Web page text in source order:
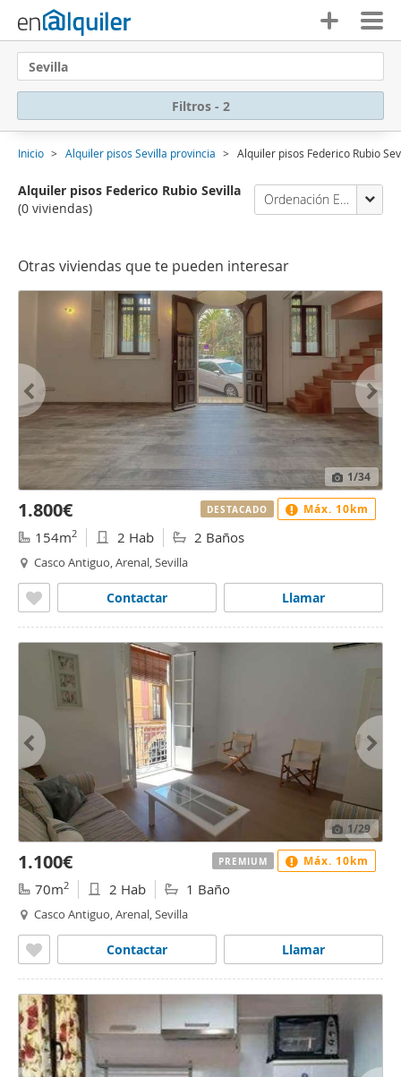
Sevilla
Filtros - 2
Inicio Alquiler pisos Sevilla provincia Alquiler pisos Federico Rubio
Alquiler pisos Federico Rubio Sevilla
(0 viviendas)
Ordenación Enalquiler
Otras viviendas que te pueden interesar
1/34
1.800€
154m2 2 Hab 2 Baños
Casco Antiguo, Arenal, Sevilla
Llamar
Contactar
DESTACADO Máx. 10km
1/29
1.100€
70m2 2 Hab 1 Baño
Casco Antiguo, Arenal, Sevilla
Llamar
Contactar
PREMIUM Máx. 10km